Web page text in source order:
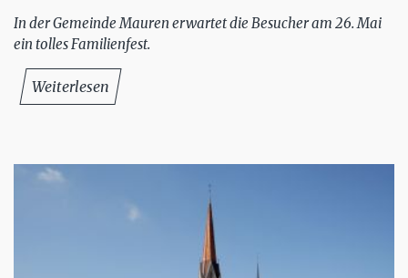
In der Gemeinde Mauren erwartet die Besucher am 26. Mai
ein tolles Familienfest.
Weiterlesen